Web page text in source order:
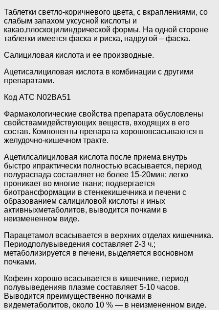
Таблетки светло-коричневого цвета, с вкраплениями, со
слабым запахом уксусной кислоты и
какао,плоскоцилиндрической формы. На одной стороне
таблетки имеется фаска и риска, надругой – фаска.
Салициловая кислота и ее производные.
Ацетисалициловая кислота в комбинации с другими
препаратами.
Код АТС N02BA51
Фармакологические свойства препарата обусловлены
свойствамидействующих веществ, входящих в его
состав. Компоненты препарата хорошовсасываются в
желудочно-кишечном тракте.
Ацетилсалициловая кислота после приема внутрь
быстро ипрактически полностью всасывается, период
полураспада составляет не более 15-20мин; легко
проникает во многие ткани; подвергается
биотрансформации в стенкекишечника и печени с
образованием салициловой кислоты и иных
активныхметаболитов, выводится почками в
неизмененном виде.
Парацетамол всасывается в верхних отделах кишечника.
Периодполувыведения составляет 2-3 ч.;
метаболизируется в печени, выделяется восновном
почками.
Кофеин хорошо всасывается в кишечнике, период
полувыведенияв плазме составляет 5-10 часов.
Выводится преимущественно почками в
видеметаболитов, около 10 % — в неизмененном виде.